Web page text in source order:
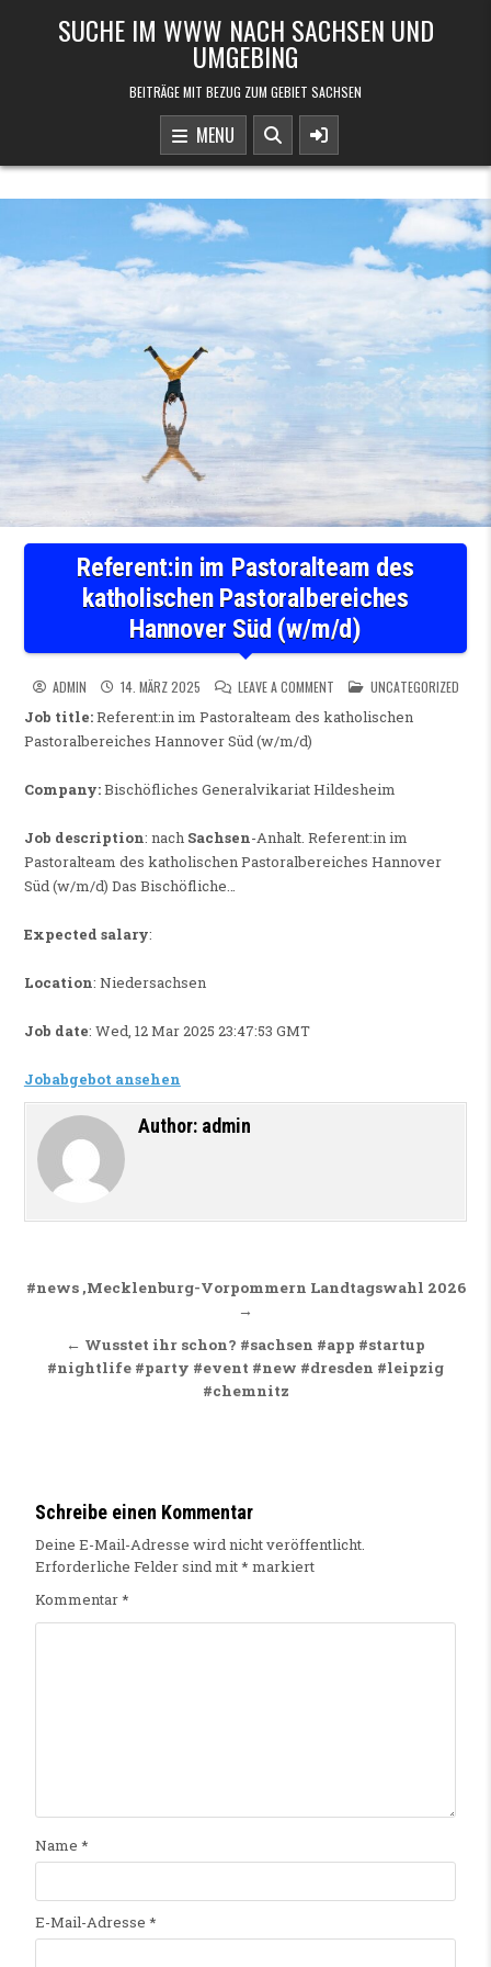
SUCHE IM WWW NACH SACHSEN UND
UMGEBING
BEITRÄGE MIT BEZUG ZUM GEBIET SACHSEN
MENU
Referent:in im Pastoralteam des
katholischen Pastoralbereiches
Hannover Süd (w/m/d)
ADMIN 14. MÄRZ 2025 LEAVE A COMMENTON REFERENT:IN IM
POSTED IN
UNCATEGORIZED
Job title:Referent:in im Pastoralteam des katholischen
Pastoralbereiches Hannover Süd (w/m/d)
Company:Bischöfliches Generalvikariat Hildesheim
Job description: nach Sachsen-Anhalt. Referent:in im
Pastoralteam des katholischen Pastoralbereiches Hannover
Süd (w/m/d) Das Bischöfliche…
Expected salary:
Location: Niedersachsen
Job date: Wed, 12 Mar 2025 23:47:53 GMT
Jobabgebot ansehen
Author: admin
Beitragsnavigation
#news ,Mecklenburg-Vorpommern Landtagswahl 2026
→
← Wusstet ihr schon? #sachsen #app #startup
#nightlife #party #event #new #dresden #leipzig
#chemnitz
Schreibe einen Kommentar
Deine E-Mail-Adresse wird nicht veröffentlicht.
Erforderliche Felder sind mit* markiert
Kommentar*
Name *
E-Mail-Adresse *